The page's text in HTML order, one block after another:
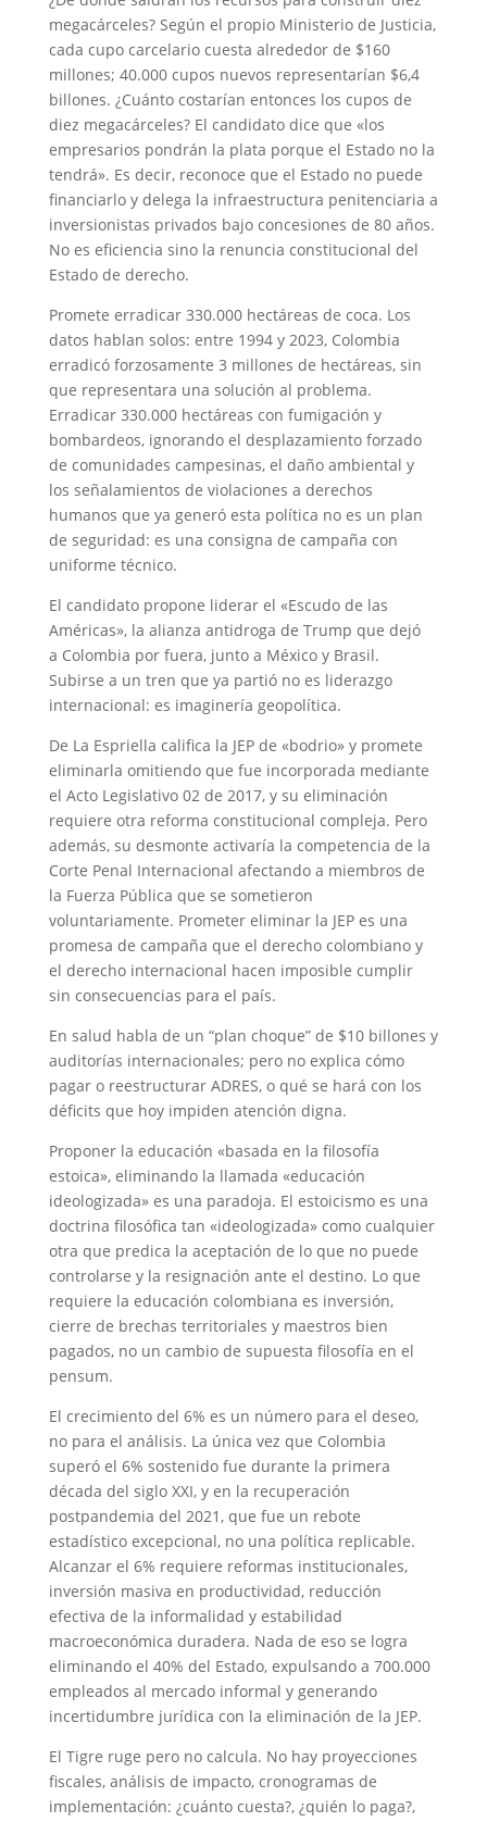
megacárceles? Según el propio Ministerio de Justicia,
cada cupo carcelario cuesta alrededor de $160
millones; 40.000 cupos nuevos representarían $6,4
billones. ¿Cuánto costarían entonces los cupos de
diez megacárceles? El candidato dice que «los
empresarios pondrán la plata porque el Estado no la
tendrá». Es decir, reconoce que el Estado no puede
financiarlo y delega la infraestructura penitenciaria a
inversionistas privados bajo concesiones de 80 años.
No es eficiencia sino la renuncia constitucional del
Estado de derecho.
Promete erradicar 330.000 hectáreas de coca. Los
datos hablan solos: entre 1994 y 2023, Colombia
erradicó forzosamente 3 millones de hectáreas, sin
que representara una solución al problema.
Erradicar 330.000 hectáreas con fumigación y
bombardeos, ignorando el desplazamiento forzado
de comunidades campesinas, el daño ambiental y
los señalamientos de violaciones a derechos
humanos que ya generó esta política no es un plan
de seguridad: es una consigna de campaña con
uniforme técnico.
El candidato propone liderar el «Escudo de las
Américas», la alianza antidroga de Trump que dejó
a Colombia por fuera, junto a México y Brasil.
Subirse a un tren que ya partió no es liderazgo
internacional: es imaginería geopolítica.
De La Espriella califica la JEP de «bodrio» y promete
eliminarla omitiendo que fue incorporada mediante
el Acto Legislativo 02 de 2017, y su eliminación
requiere otra reforma constitucional compleja. Pero
además, su desmonte activaría la competencia de la
Corte Penal Internacional afectando a miembros de
la Fuerza Pública que se sometieron
voluntariamente. Prometer eliminar la JEP es una
promesa de campaña que el derecho colombiano y
el derecho internacional hacen imposible cumplir
sin consecuencias para el país.
En salud habla de un “plan choque” de $10 billones y
auditorías internacionales; pero no explica cómo
pagar o reestructurar ADRES, o qué se hará con los
déficits que hoy impiden atención digna.
Proponer la educación «basada en la filosofía
estoica», eliminando la llamada «educación
ideologizada» es una paradoja. El estoicismo es una
doctrina filosófica tan «ideologizada» como cualquier
otra que predica la aceptación de lo que no puede
controlarse y la resignación ante el destino. Lo que
requiere la educación colombiana es inversión,
cierre de brechas territoriales y maestros bien
pagados, no un cambio de supuesta filosofía en el
pensum.
El crecimiento del 6% es un número para el deseo,
no para el análisis. La única vez que Colombia
superó el 6% sostenido fue durante la primera
década del siglo XXI, y en la recuperación
postpandemia del 2021, que fue un rebote
estadístico excepcional, no una política replicable.
Alcanzar el 6% requiere reformas institucionales,
inversión masiva en productividad, reducción
efectiva de la informalidad y estabilidad
macroeconómica duradera. Nada de eso se logra
eliminando el 40% del Estado, expulsando a 700.000
empleados al mercado informal y generando
incertidumbre jurídica con la eliminación de la JEP.
El Tigre ruge pero no calcula. No hay proyecciones
fiscales, análisis de impacto, cronogramas de
implementación: ¿cuánto cuesta?, ¿quién lo paga?,